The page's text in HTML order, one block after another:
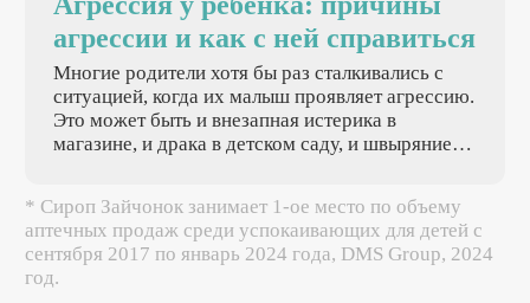
агрессии и как с ней справиться
Многие родители хотя бы раз сталкивались с
ситуацией, когда их малыш проявляет агрессию.
Это может быть и внезапная истерика в
магазине, и драка в детском саду, и швыряние
заставляя их искать причины происходящего и
способы помощи ребенку.
* Сироп Зайчонок занимает 1-ое место по объему
аптечных продаж среди успокаивающих для детей с
сентября 2017 по январь 2024 года, DMS Group, 2024
год.